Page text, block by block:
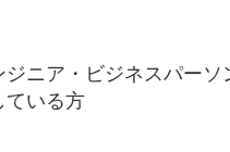
ニア・ビジネスパーソ
ている方